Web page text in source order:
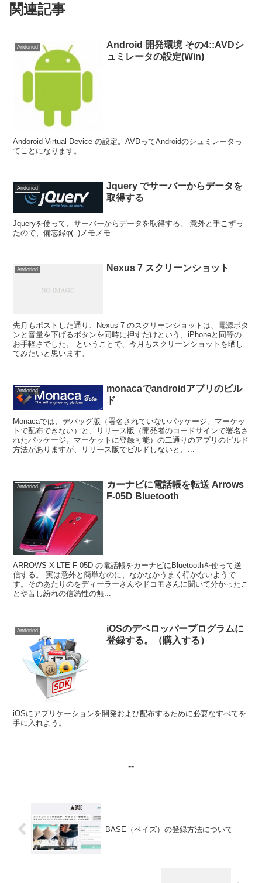
関連記事
Andoriod
Android 開発環境 その4::AVDシ
ュミレータの設定(Win)
Andoroid Virtual Device の設定。AVDってAndroidのシュミレータっ
てことになります。
Andoriod
Jquery でサーバーからデータを
取得する
Jqueryを使って、サーバーからデータを取得する。 意外と手こずっ
たので、備忘録φ(..)メモメモ
Andoriod Nexus 7 スクリーンショット
先月もポストした通り、Nexus 7 のスクリーンショットは、電源ボタ
ンと音量を下げるボタンを同時に押すだけという、iPhoneと同等の
お手軽さでした。 ということで、今月もスクリーンショットを晒し
てみたいと思います。
Andoriod
monacaでandroidアプリのビル
ド
Monacaでは、デバッグ版（署名されていないパッケージ。マーケッ
トで配布できない）と、リリース版（開発者のコードサインで署名さ
れたパッケージ。マーケットに登録可能）の二通りのアプリのビルド
方法がありますが、リリース版でビルドしないと、...
Andoriod
カーナビに電話帳を転送 Arrows
F-05D Bluetooth
ARROWS X LTE F-05D の電話帳をカーナビにBluetoothを使って送
信する。 実は意外と簡単なのに、なかなかうまく行かないようで
す。そのあたりのをディーラーさんやドコモさんに聞いて分かったこ
とや苦し紛れの信憑性の無...
Andoriod
iOSのデベロッパープログラムに
登録する。（購入する）
iOSにアプリケーションを開発および配布するために必要なすべてを
手に入れよう。
--
BASE（ベイズ）の登録方法について